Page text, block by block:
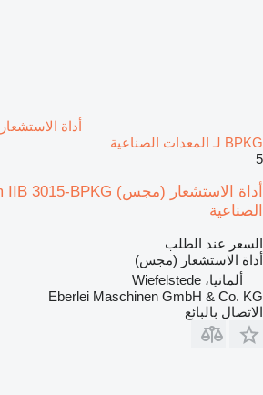
BPKG لـ المعدات الصناعية
5
الصناعية
السعر عند الطلب
أداة الاستشعار (مجس)
ألمانيا، Wiefelstede
Eberlei Maschinen GmbH & Co. KG
الاتصال بالبائع